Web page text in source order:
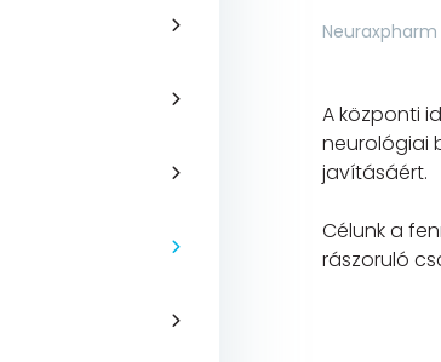
Neuraxpharm
A központi
neurológiai
javításáért.
Célunk a
rászoruló